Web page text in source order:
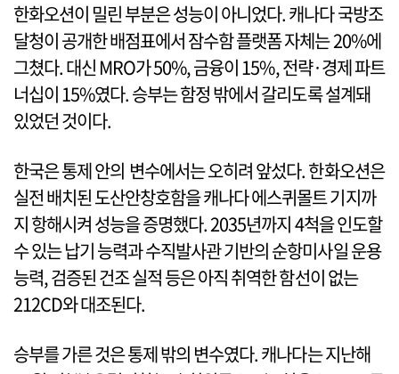
한화오션이 밀린 부분은 성능이 아니었다. 캐나다 국방조
달청이 공개한 배점표에서 잠수함 플랫폼 자체는 20%에
그쳤다. 대신 MRO가 50%, 금융이 15%, 전략·경제 파트
너십이 15%였다. 승부는 함정 밖에서 갈리도록 설계돼
있었던 것이다.
한국은 통제 안의 변수에서는 오히려 앞섰다. 한화오션은
실전 배치된 도산안창호함을 캐나다 에스퀴몰트 기지까
지 항해시켜 성능을 증명했다. 2035년까지 4척을 인도할
수 있는 납기 능력과 수직발사관 기반의 순항미사일 운용
능력, 검증된 건조 실적 등은 아직 취역한 함선이 없는
212CD와 대조된다.
승부를 가른 것은 통제 밖의 변수였다. 캐나다는 지난해